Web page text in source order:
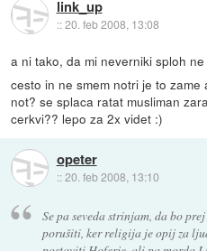
link_up
::20. feb 2008, 13:08
a ni tako, da mi neverniki sploh
cesto in ne smem notri je to zame
not? se splaca ratat musliman
cerkvi?? lepo za 2x videt :)
opeter
::20. feb 2008, 13:10
Se pa seveda strinjam, da bo
porušiti, ker religija je opij za